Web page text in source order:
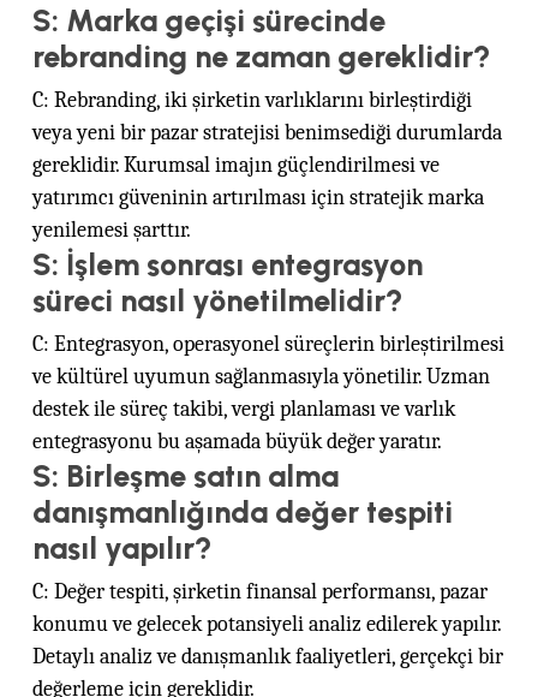
S: Marka geçişi sürecinde
rebranding ne zaman gereklidir?
C: Rebranding, iki şirketin varlıklarını birleştirdiği
veya yeni bir pazar stratejisi benimsediği durumlarda
gereklidir. Kurumsal imajın güçlendirilmesi ve
yatırımcı güveninin artırılması için stratejik marka
yenilemesi şarttır.
S: İşlem sonrası entegrasyon
süreci nasıl yönetilmelidir?
C: Entegrasyon, operasyonel süreçlerin birleştirilmesi
ve kültürel uyumun sağlanmasıyla yönetilir. Uzman
destek ile süreç takibi, vergi planlaması ve varlık
entegrasyonu bu aşamada büyük değer yaratır.
S: Birleşme satın alma
danışmanlığında değer tespiti
nasıl yapılır?
C: Değer tespiti, şirketin finansal performansı, pazar
konumu ve gelecek potansiyeli analiz edilerek yapılır.
Detaylı analiz ve danışmanlık faaliyetleri, gerçekçi bir
değerleme için gereklidir.